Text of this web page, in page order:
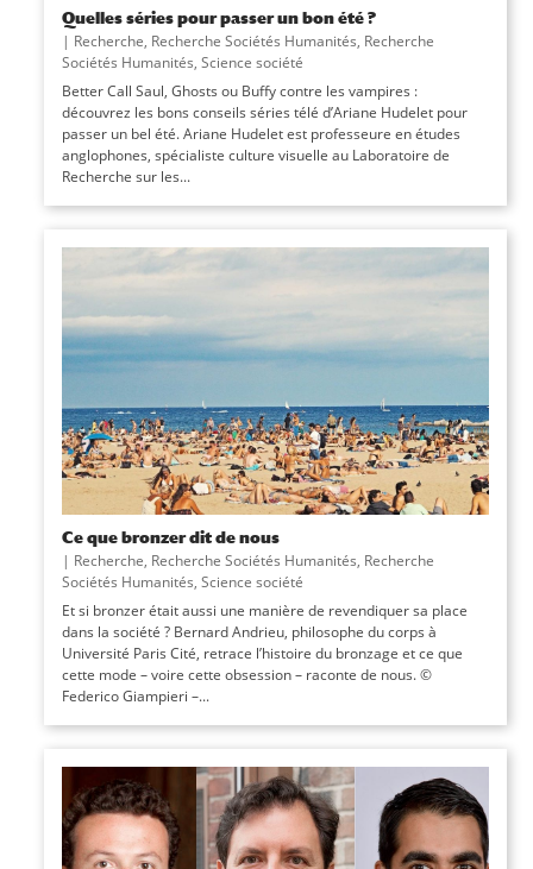
Quelles séries pour passer un bon été ?
| Recherche, Recherche Sociétés Humanités, Recherche
Sociétés Humanités, Science société
Better Call Saul, Ghosts ou Buffy contre les vampires :
découvrez les bons conseils séries télé d’Ariane Hudelet pour
passer un bel été. Ariane Hudelet est professeure en études
anglophones, spécialiste culture visuelle au Laboratoire de
Recherche sur les...
Ce que bronzer dit de nous
| Recherche, Recherche Sociétés Humanités, Recherche
Sociétés Humanités, Science société
Et si bronzer était aussi une manière de revendiquer sa place
dans la société ? Bernard Andrieu, philosophe du corps à
Université Paris Cité, retrace l’histoire du bronzage et ce que
cette mode – voire cette obsession – raconte de nous. ©
Federico Giampieri –...